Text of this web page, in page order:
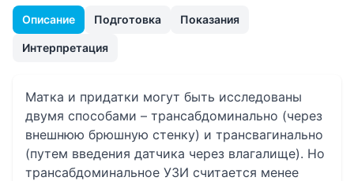
Описание Подготовка Показания
Интерпретация
Матка и придатки могут быть исследованы
двумя способами – трансабдоминально (через
внешнюю брюшную стенку) и трансвагинально
(путем введения датчика через влагалище). Но
трансабдоминальное УЗИ считается менее